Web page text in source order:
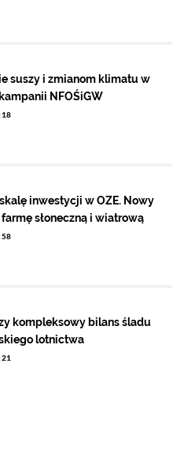
suszy i zmianom klimatu w
NFOŚiGW
inwestycji w OZE. Nowy
słoneczną i wiatrową
kompleksowy bilans śladu
lotnictwa